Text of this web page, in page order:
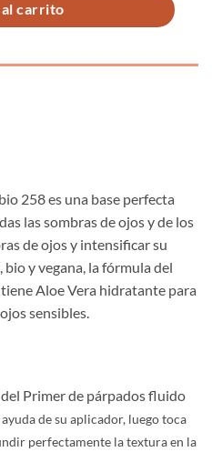
carrito
258 es una base perfecta
las sombras de ojos y de los
de ojos y intensificar su
y vegana, la fórmula del
Aloe Vera hidratante para
sensibles.
Primer de párpados fluido
de su aplicador, luego toca
perfectamente la textura en la